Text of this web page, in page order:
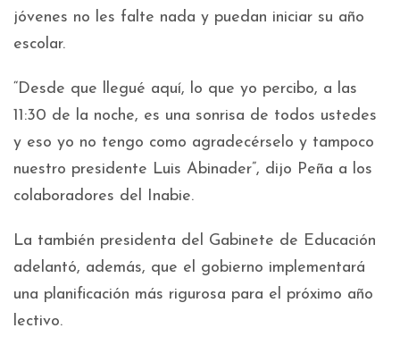
jóvenes no les falte nada y puedan iniciar su año
escolar.
“Desde que llegué aquí, lo que yo percibo, a las
11:30 de la noche, es una sonrisa de todos ustedes
y eso yo no tengo como agradecérselo y tampoco
nuestro presidente Luis Abinader”, dijo Peña a los
colaboradores del Inabie.
La también presidenta del Gabinete de Educación
adelantó, además, que el gobierno implementará
una planificación más rigurosa para el próximo año
lectivo.